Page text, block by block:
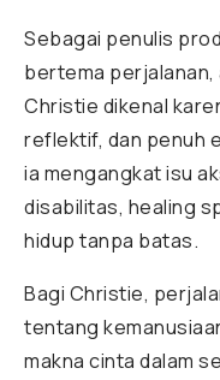
Sebagai penulis
bertema
Christie dikenal
reflektif, dan penuh
ia mengangkat isu
disabilitas, healing
hidup tanpa batas.
Bagi Christie,
tentang
makna cinta dalam